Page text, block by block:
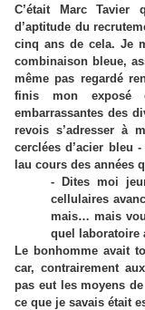
C’était Marc Tavier
d’aptitude du
cinq ans de cela. Je
combinaison bleue,
même pas regardé
finis mon exposé
embarrassantes des
revois s’adresser à
cerclées d’acier bleu
lau cours des années
- Dites moi
cellulaires
mais… mais
quel laboratoire
Le bonhomme avait
car, contrairement
pas eut les moyens
ce que je savais était